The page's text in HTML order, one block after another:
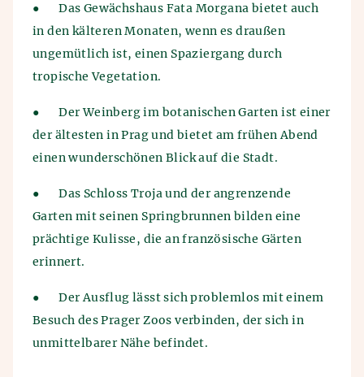
●
Das Gewächshaus Fata Morgana bietet auch
in den kälteren Monaten, wenn es draußen
ungemütlich ist, einen Spaziergang durch
tropische Vegetation.
●
Der Weinberg im botanischen Garten ist einer
der ältesten in Prag und bietet am frühen Abend
einen wunderschönen Blick auf die Stadt.
●
Das Schloss Troja und der angrenzende
Garten mit seinen Springbrunnen bilden eine
prächtige Kulisse, die an französische Gärten
erinnert.
●
Der Ausflug lässt sich problemlos mit einem
Besuch des Prager Zoos verbinden, der sich in
unmittelbarer Nähe befindet.